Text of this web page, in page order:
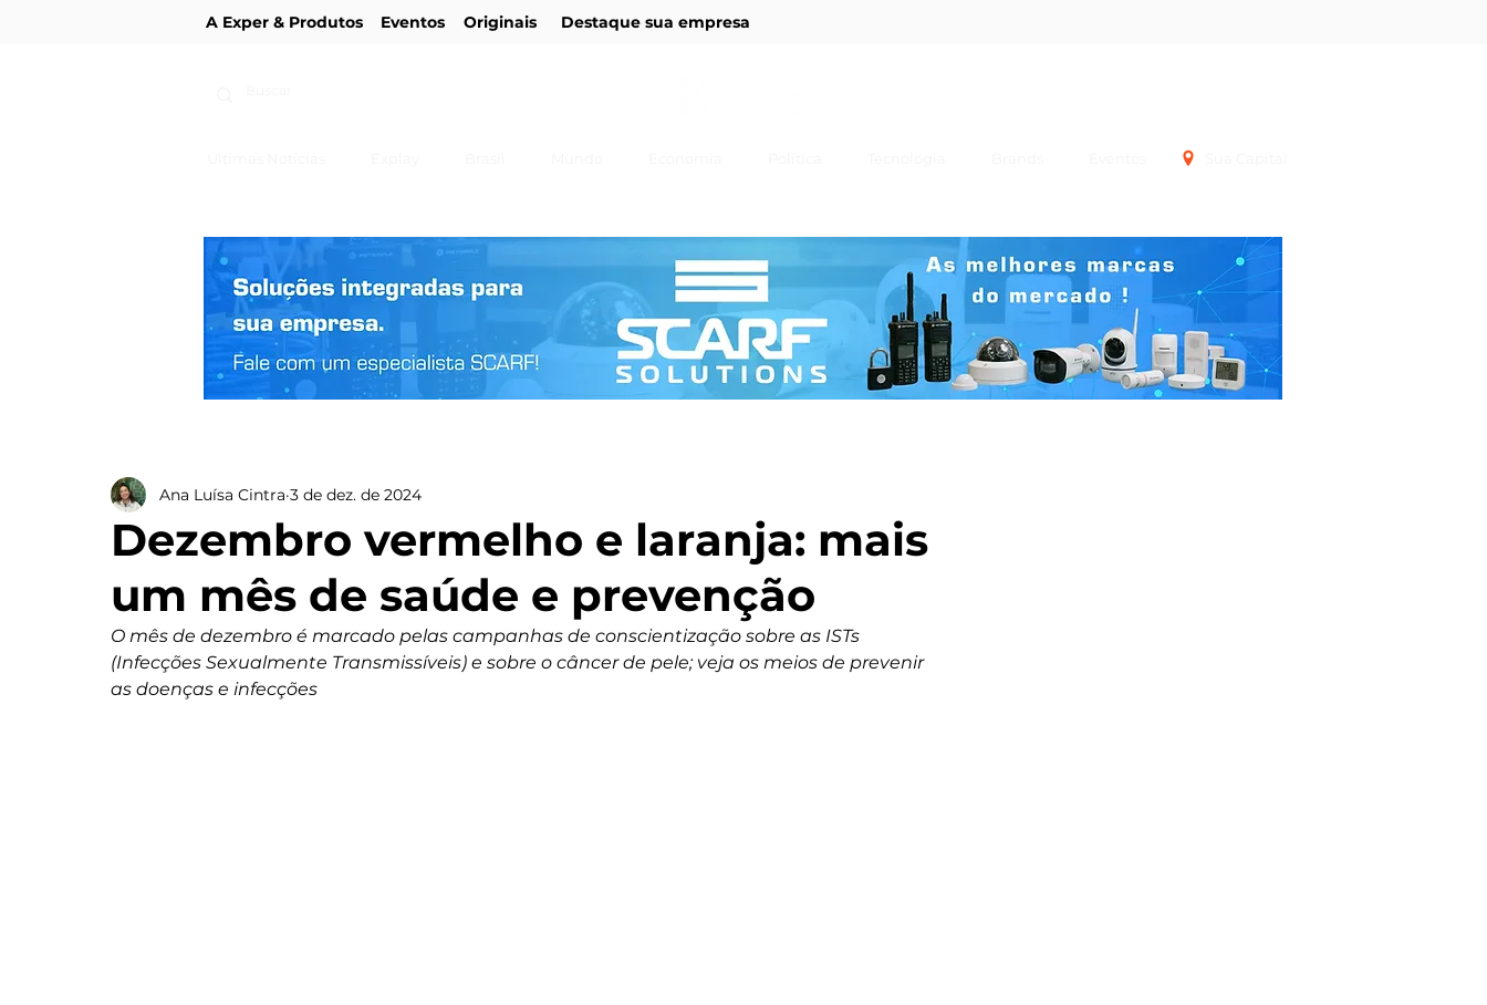
A Exper & Produtos Eventos Originais Destaque sua empresa
Dezembro vermelho e laranja: mais
um mês de saúde e prevenção
Ana Luísa Cintra 3 de dez. de 2024
O mês de dezembro é marcado pelas campanhas de conscientização sobre as ISTs
(Infecções Sexualmente Transmissíveis) e sobre o câncer de pele; veja os meios de prevenir
as doenças e infecções